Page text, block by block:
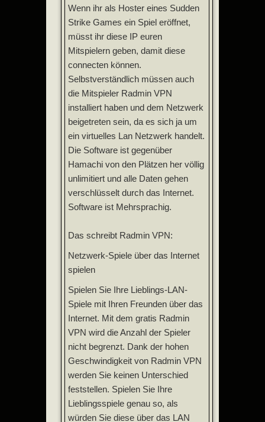
Wenn ihr als Hoster eines Sudden
Strike Games ein Spiel eröffnet,
müsst ihr diese IP euren
Mitspielern geben, damit diese
connecten können.
Selbstverständlich müssen auch
die Mitspieler Radmin VPN
installiert haben und dem Netzwerk
beigetreten sein, da es sich ja um
ein virtuelles Lan Netzwerk handelt.
Die Software ist gegenüber
Hamachi von den Plätzen her völlig
unlimitiert und alle Daten gehen
verschlüsselt durch das Internet.
Software ist Mehrsprachig.
Das schreibt Radmin VPN:
Netzwerk-Spiele über das Internet
spielen
Spielen Sie Ihre Lieblings-LAN-
Spiele mit Ihren Freunden über das
Internet. Mit dem gratis Radmin
VPN wird die Anzahl der Spieler
nicht begrenzt. Dank der hohen
Geschwindigkeit von Radmin VPN
werden Sie keinen Unterschied
feststellen. Spielen Sie Ihre
Lieblingsspiele genau so, als
würden Sie diese über das LAN